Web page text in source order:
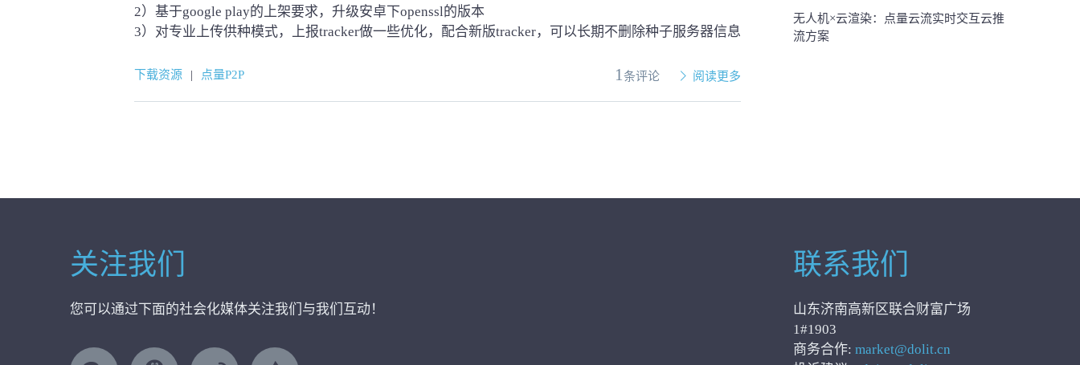
2）基于google play的上架要求，升级安卓下openssl的版本
3）对专业上传供种模式，上报tracker做一些优化，配合新版tracker，可以长期不删除种子服务器信息
下载资源 | 点量P2P 1条评论 阅读更多
无人机×云渲染：点量云流实时交互云推
流方案
关注我们
您可以通过下面的社会化媒体关注我们与我们互动！
联系我们
山东济南高新区联合财富广场
1#1903
商务合作: market@dolit.cn